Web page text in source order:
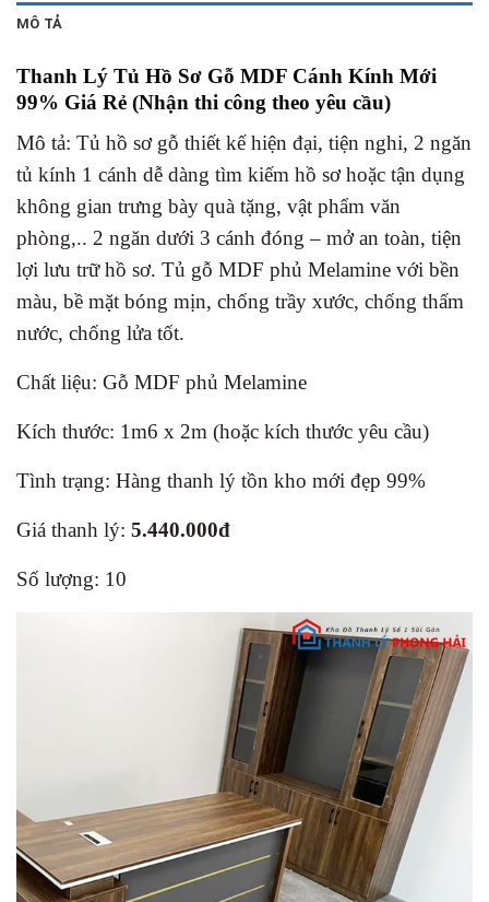
MÔ TẢ
Thanh Lý Tủ Hồ Sơ Gỗ MDF Cánh Kính Mới
99% Giá Rẻ (Nhận thi công theo yêu cầu)
Mô tả: Tủ hồ sơ gỗ thiết kế hiện đại, tiện nghi, 2 ngăn
tủ kính 1 cánh dễ dàng tìm kiếm hồ sơ hoặc tận dụng
không gian trưng bày quà tặng, vật phẩm văn
phòng,.. 2 ngăn dưới 3 cánh đóng – mở an toàn, tiện
lợi lưu trữ hồ sơ. Tủ gỗ MDF phủ Melamine với bền
màu, bề mặt bóng mịn, chống trầy xước, chống thấm
nước, chống lửa tốt.
Chất liệu: Gỗ MDF phủ Melamine
Kích thước: 1m6 x 2m (hoặc kích thước yêu cầu)
Tình trạng: Hàng thanh lý tồn kho mới đẹp 99%
Giá thanh lý: 5.440.000đ
Số lượng: 10